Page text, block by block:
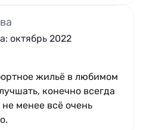
октябрь 2022
жильё в любимом
конечно всегда
менее всё очень